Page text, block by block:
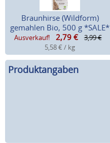
Braunhirse (Wildform)
gemahlen Bio, 500 g *SALE*
Ausverkauf! 2,79 €
3,99 €
5,58 € / kg
Produktangaben